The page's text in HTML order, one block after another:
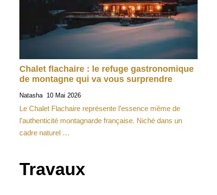
Chalet flachaire : le refuge gastronomique
de montagne qui va vous surprendre
Natasha 10 Mai 2026
Le Chalet Flachaire représente l’essence même de
l’authenticité montagnarde française. Niché dans un
cadre naturel …
Travaux